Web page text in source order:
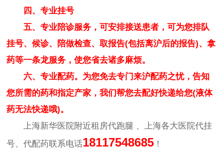
四、专业挂号
五、专业陪诊服务，可安排接送患者，可为您排队
挂号、候诊、陪做检查、取报告(包括离沪后的报告)、拿
药等一条龙服务，使您省去诸多麻烦。
六、专业配药。为您免去专门来沪配药之忧，告知
您所需的药和指定产家，我们帮您去配好快递给您(液体
药无法快递哦)。
上海新华医院附近租房代跑腿 、上海各大医院代挂
号、代配药联系电话18117548685 ！